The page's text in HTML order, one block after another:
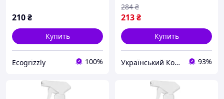
210₴
Купить
Ecogrizzly 100%
213₴
284 ₴
Купить
Український Кошик 93%